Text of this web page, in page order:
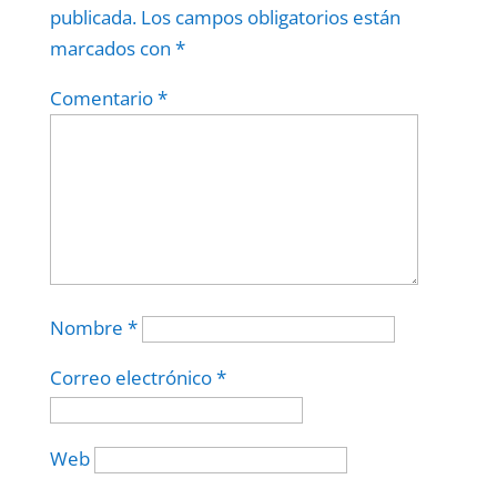
publicada. Los campos obligatorios están
marcados con *
Comentario*
Nombre *
Correo electrónico*
Web